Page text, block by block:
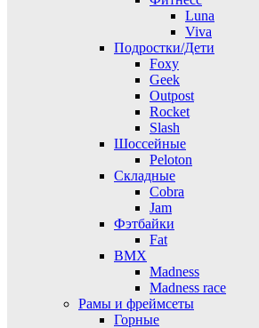
Luna
Viva
Подростки/Дети
Foxy
Geek
Outpost
Rocket
Slash
Шоссейные
Peloton
Складные
Cobra
Jam
Фэтбайки
Fat
BMX
Madness
Madness race
Рамы и фреймсеты
Горные